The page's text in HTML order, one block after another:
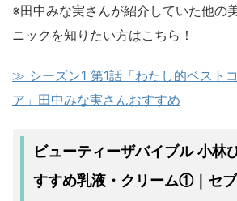
※田中みな実さんが紹介していた他の
ニックを知りたい方はこちら！
≫ シーズン1 第1話「わたし的ベスト
ア」田中みな実さんおすすめ
ビューティーザバイブル 小林
すすめ乳液・クリーム①｜セ